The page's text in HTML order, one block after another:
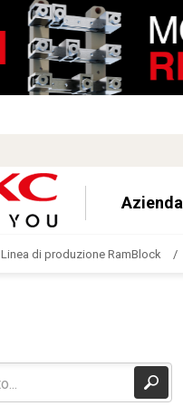
Azienda
Linea di produzione RamBlock